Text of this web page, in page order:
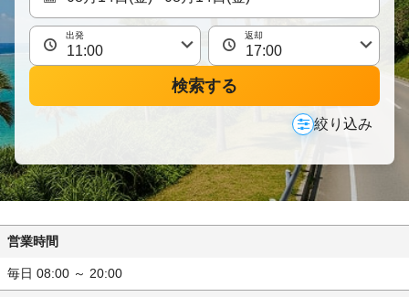
出発 返却
検索する
絞り込み
営業時間
毎日 08:00 ～ 20:00